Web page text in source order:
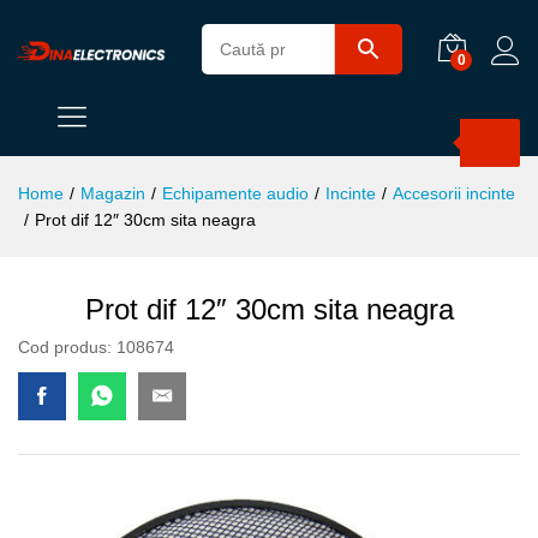
0
Home / Magazin / Echipamente audio / Incinte / Accesorii incinte
/ Prot dif 12″ 30cm sita neagra
Prot dif 12″ 30cm sita neagra
Cod produs: 108674